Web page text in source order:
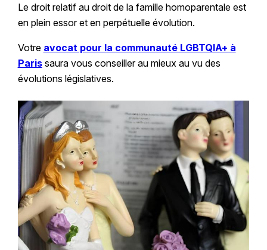
Le droit relatif au droit de la famille homoparentale est
en plein essor et en perpétuelle évolution.
Votre avocat pour la communauté LGBTQIA+ à
Parissaura vous conseiller au mieux au vu des
évolutions législatives.